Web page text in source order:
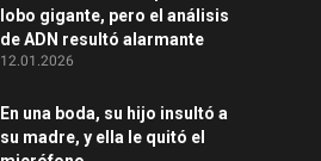
lobo gigante, pero el análisis
de ADN resultó alarmante
12.01.2026
En una boda, su hijo insultó a
su madre, y ella le quitó el